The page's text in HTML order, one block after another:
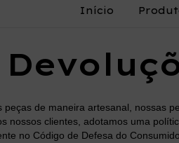
Início
de maneira artesanal, nossas
nossos clientes, adotamos uma
no Código de Defesa do